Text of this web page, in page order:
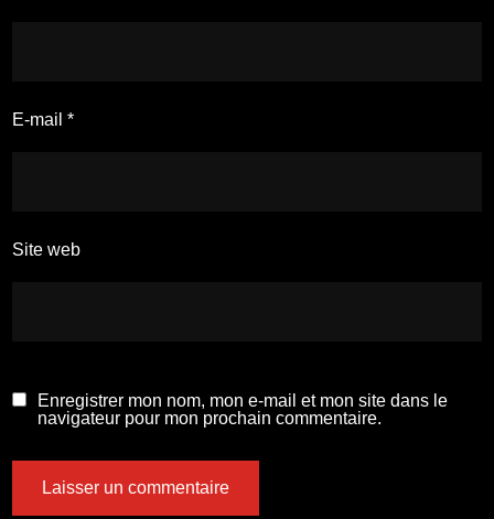
E-mail*
Site web
Enregistrer mon nom, mon e-mail et mon site dans le
navigateur pour mon prochain commentaire.